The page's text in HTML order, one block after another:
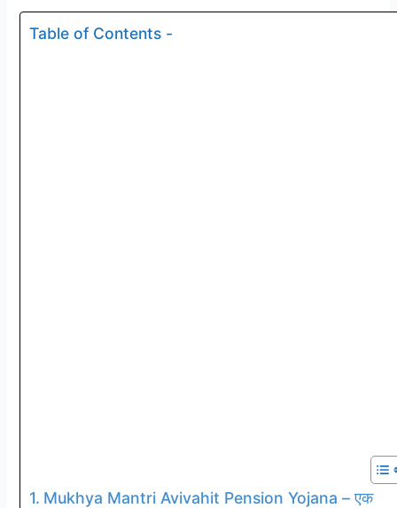
Table of Contents -
Mukhya Mantri Avivahit Pension Yojana – एक